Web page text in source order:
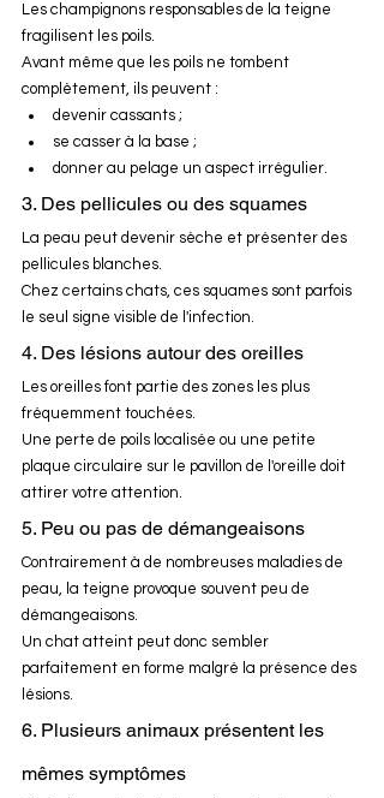
Les champignons responsables de la teigne
fragilisent les poils.
Avant même que les poils ne tombent
complètement, ils peuvent :
devenir cassants ;
se casser à la base ;
donner au pelage un aspect irrégulier.
3. Des pellicules ou des squames
La peau peut devenir sèche et présenter des
pellicules blanches.
Chez certains chats, ces squames sont parfois
le seul signe visible de l'infection.
4. Des lésions autour des oreilles
Les oreilles font partie des zones les plus
fréquemment touchées.
Une perte de poils localisée ou une petite
plaque circulaire sur le pavillon de l'oreille doit
attirer votre attention.
5. Peu ou pas de démangeaisons
Contrairement à de nombreuses maladies de
peau, la teigne provoque souvent peu de
démangeaisons.
Un chat atteint peut donc sembler
parfaitement en forme malgré la présence des
lésions.
6. Plusieurs animaux présentent les
mêmes symptômes